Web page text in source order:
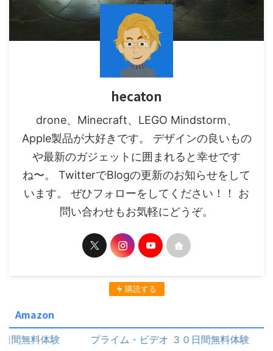
hecaton
drone、Minecraft、LEGO Mindstorm、
Apple製品が大好きです。 デザインの良いもの
や最新のガジェットに囲まれると幸せです
ね〜。 TwitterでBlogの更新のお知らせをして
います。 ぜひフォローをしてください！！ お
問い合わせもお気軽にどうぞ。
購読する
Amazon
料体験 プライム・ビデオ ３０日間無料体験